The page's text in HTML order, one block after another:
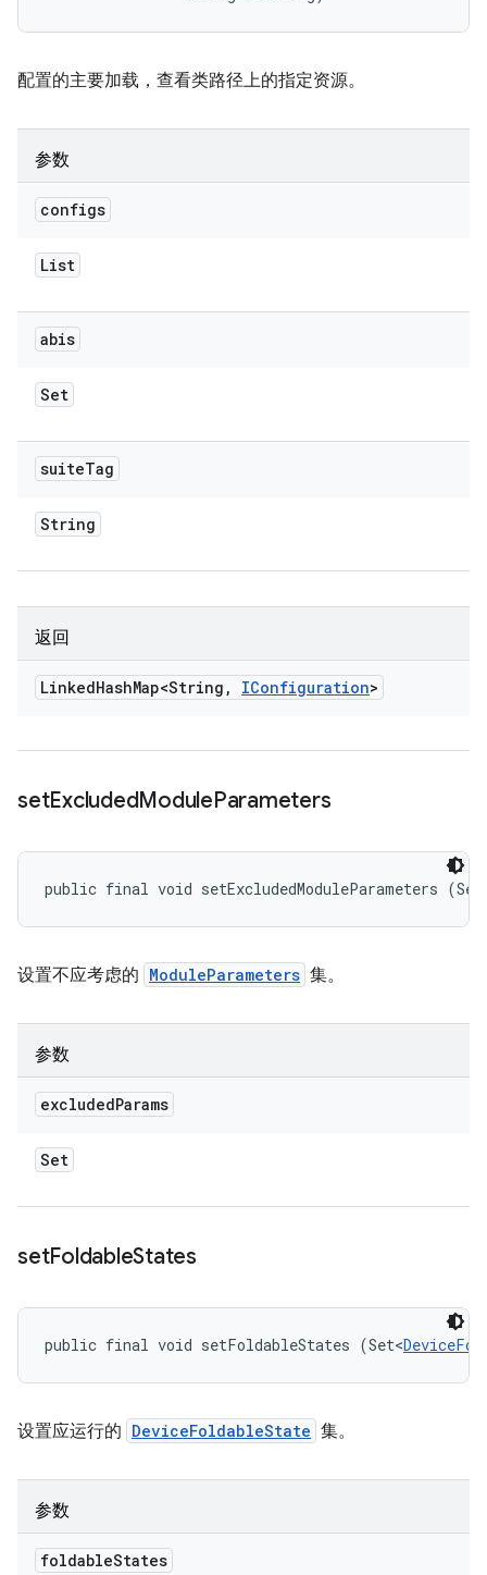
配置的主要加载，查看类路径上的指定资源。
参数
configs
List
abis
Set
suiteTag
String
返回
LinkedHashMap<String , IConfiguration>
setExcludedModuleParameters
public final void setExcludedModuleParameters
设置不应考虑的 ModuleParameters 集。
参数
excludedParams
Set
setFoldableStates
public final void setFoldableStates (Set<
设置应运行的 DeviceFoldableState 集。
参数
foldableStates